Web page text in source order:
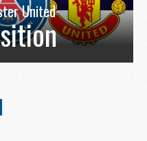
United